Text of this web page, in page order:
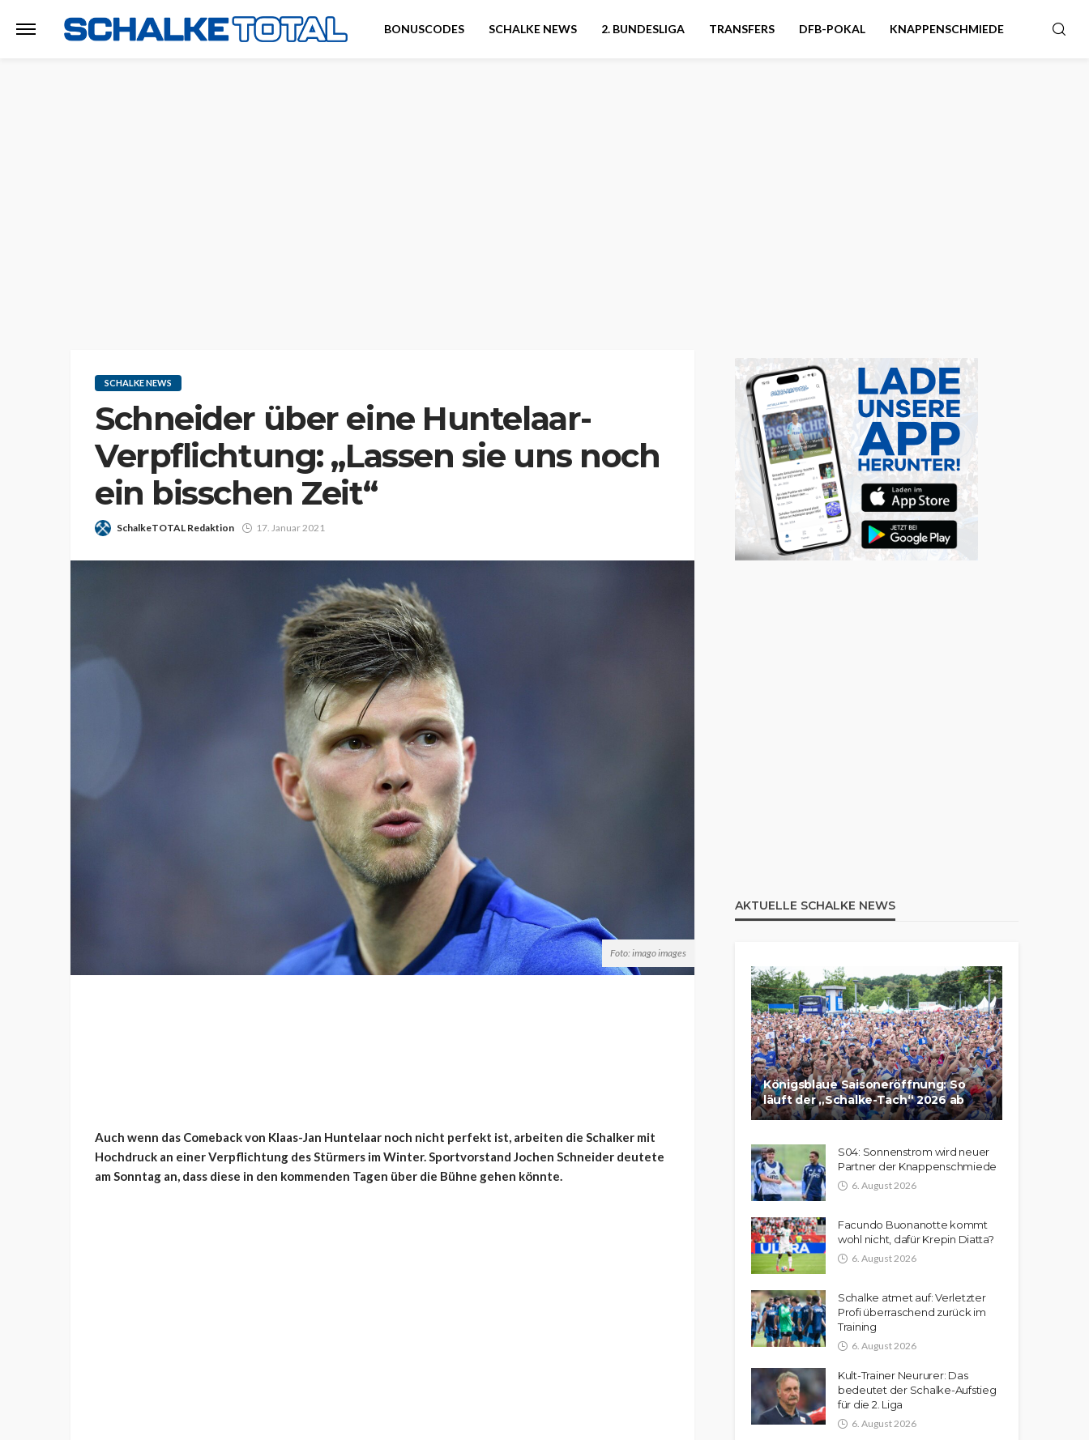
BONUSCODES SCHALKE NEWS 2. BUNDESLIGA TRANSFERS DFB-POKAL KNAPPENSCHMIEDE
SCHALKE NEWS
Schneider über eine Huntelaar-
Verpflichtung: „Lassen sie uns noch
ein bisschen Zeit“
SchalkeTOTAL Redaktion 17. Januar 2021
Foto: imago images
Auch wenn das Comeback von Klaas-Jan Huntelaar noch nicht perfekt ist, arbeiten die Schalker mit
Hochdruck an einer Verpflichtung des Stürmers im Winter. Sportvorstand Jochen Schneider deutete
am Sonntag an, dass diese in den kommenden Tagen über die Bühne gehen könnte.
AKTUELLE SCHALKE NEWS
Königsblaue Saisoneröffnung: So
läuft der „Schalke-Tach“ 2026 ab
S04: Sonnenstrom wird neuer
Partner der Knappenschmiede
6. August 2026
Facundo Buonanotte kommt
wohl nicht, dafür Krepin Diatta?
6. August 2026
Schalke atmet auf: Verletzter
Profi überraschend zurück im
Training
6. August 2026
Kult-Trainer Neururer: Das
bedeutet der Schalke-Aufstieg
für die 2. Liga
6. August 2026